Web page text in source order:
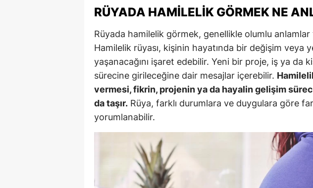
Çorum
Denizli
Edirne
Elazığ
RÜYADA HAMILELIK GÖRMEK NE
Rüyada hamilelik görmek, genellikle olumlu anlamlar
Hamilelik rüyası, kişinin hayatında bir değişim veya
yaşanacağını işaret edebilir. Yeni bir proje, iş ya da
sürecine girileceğine dair mesajlar içerebilir.
vermesi, fikrin, projenin ya da hayalin gelişim
da taşır. Rüya, farklı durumlara ve duygulara göre
yorumlanabilir.